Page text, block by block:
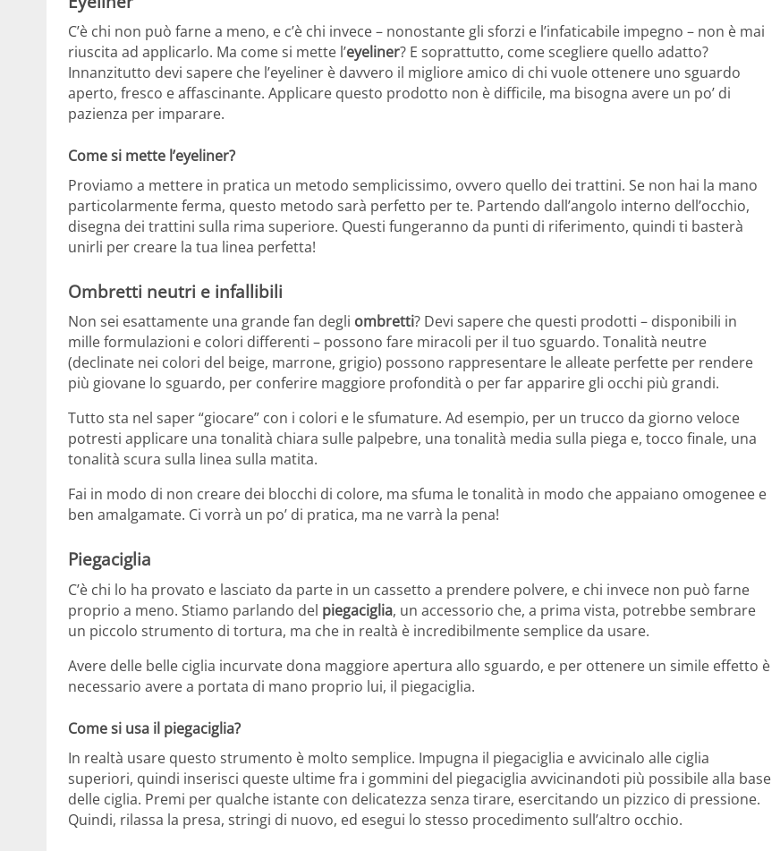
C’è chi non può farne a meno, e c’è chi invece – nonostante gli sforzi e l’infaticabile impegno – non è mai
riuscita ad applicarlo. Ma come si mette l’eyeliner? E soprattutto, come scegliere quello adatto?
Innanzitutto devi sapere che l’eyeliner è davvero il migliore amico di chi vuole ottenere uno sguardo
aperto, fresco e affascinante. Applicare questo prodotto non è difficile, ma bisogna avere un po’ di
pazienza per imparare.
Come si mette l’eyeliner?
Proviamo a mettere in pratica un metodo semplicissimo, ovvero quello dei trattini. Se non hai la mano
particolarmente ferma, questo metodo sarà perfetto per te. Partendo dall’angolo interno dell’occhio,
disegna dei trattini sulla rima superiore. Questi fungeranno da punti di riferimento, quindi ti basterà
unirli per creare la tua linea perfetta!
Ombretti neutri e infallibili
Non sei esattamente una grande fan degli ombretti? Devi sapere che questi prodotti – disponibili in
mille formulazioni e colori differenti – possono fare miracoli per il tuo sguardo. Tonalità neutre
(declinate nei colori del beige, marrone, grigio) possono rappresentare le alleate perfette per rendere
più giovane lo sguardo, per conferire maggiore profondità o per far apparire gli occhi più grandi.
Tutto sta nel saper “giocare” con i colori e le sfumature. Ad esempio, per un trucco da giorno veloce
potresti applicare una tonalità chiara sulle palpebre, una tonalità media sulla piega e, tocco finale, una
tonalità scura sulla linea sulla matita.
Fai in modo di non creare dei blocchi di colore, ma sfuma le tonalità in modo che appaiano omogenee e
ben amalgamate. Ci vorrà un po’ di pratica, ma ne varrà la pena!
Piegaciglia
C’è chi lo ha provato e lasciato da parte in un cassetto a prendere polvere, e chi invece non può farne
proprio a meno. Stiamo parlando del piegaciglia, un accessorio che, a prima vista, potrebbe sembrare
un piccolo strumento di tortura, ma che in realtà è incredibilmente semplice da usare.
Avere delle belle ciglia incurvate dona maggiore apertura allo sguardo, e per ottenere un simile effetto è
necessario avere a portata di mano proprio lui, il piegaciglia.
Come si usa il piegaciglia?
In realtà usare questo strumento è molto semplice. Impugna il piegaciglia e avvicinalo alle ciglia
superiori, quindi inserisci queste ultime fra i gommini del piegaciglia avvicinandoti più possibile alla base
delle ciglia. Premi per qualche istante con delicatezza senza tirare, esercitando un pizzico di pressione.
Quindi, rilassa la presa, stringi di nuovo, ed esegui lo stesso procedimento sull’altro occhio.